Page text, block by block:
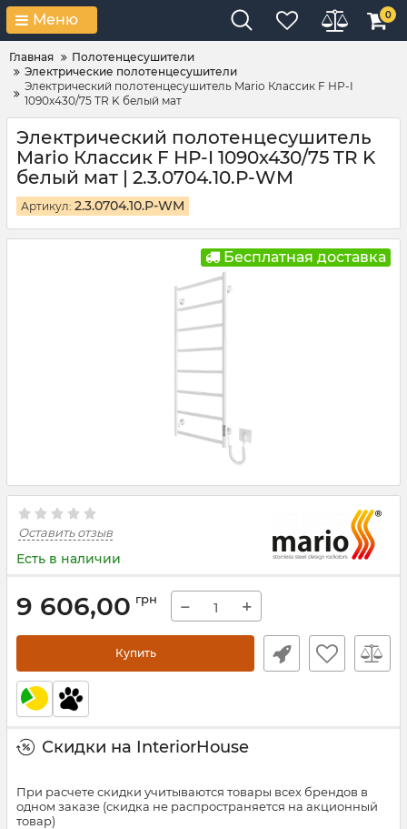
Меню 0
Главная
Полотенцесушители
Электрические полотенцесушители
Электрический полотенцесушитель Mario Классик F НР-I
1090х430/75 TR K белый мат
Электрический полотенцесушитель
Mario Классик F НР-I 1090х430/75 TR K
белый мат | 2.3.0704.10.Р-WM
Артикул: 2.3.0704.10.Р-WM
Бесплатная доставка
Оставить отзыв
Есть в наличии
9 606,00 грн − +
Купить
Скидки на InteriorHouse
При расчете скидки учитываются товары всех брендов в
одном заказе (скидка не распространяется на акционный
товар)